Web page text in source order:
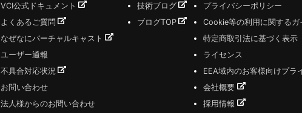
VCI公式ドキュメント
よくあるご質問
なぜなにバーチャルキャスト
ユーザー通報
不具合対応状況
お問い合わせ
法人様からのお問い合わせ
技術ブログ
ブログTOP
プライバシーポリシー
Cookie等の利用に関するガ
特定商取引法に基づく表示
ライセンス
EEA域内のお客様向けプラ
会社概要
採用情報